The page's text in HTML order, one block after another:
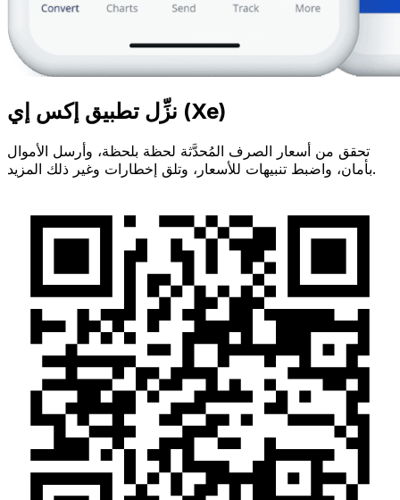
نزِّل تطبيق إكس إي (Xe)
تحقق من أسعار الصرف المُحدَّثة لحظة بلحظة، وأرسل الأموال
بأمان، واضبط تنبيهات للأسعار، وتلق إخطارات وغير ذلك المزيد.